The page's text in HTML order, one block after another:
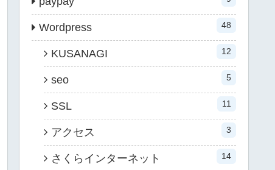
Wordpress 48
KUSANAGI 12
seo 5
SSL 11
アクセス 3
さくらインターネット 14